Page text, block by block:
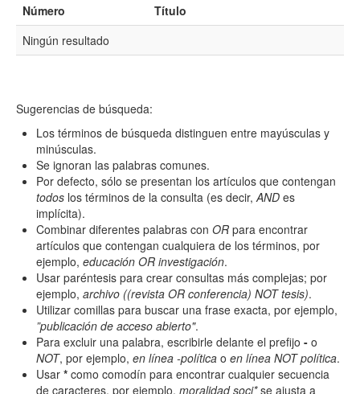
Título
Texto completo
Archivo(s) adicional(es)
Fecha
De
Hasta
Número
Título
Ningún resultado
Sugerencias de búsqueda:
Los términos de búsqueda distinguen entre mayúsculas y
minúsculas.
Se ignoran las palabras comunes.
Por defecto, sólo se presentan los artículos que contengan
todos los términos de la consulta (es decir, AND es
implícita).
Combinar diferentes palabras con OR para encontrar
artículos que contengan cualquiera de los términos, por
ejemplo, educación OR investigación.
Usar paréntesis para crear consultas más complejas; por
ejemplo, archivo ((revista OR conferencia) NOT tesis).
Utilizar comillas para buscar una frase exacta, por ejemplo,
”publicación de acceso abierto".
Para excluir una palabra, escribirle delante el prefijo - o
NOT, por ejemplo, en línea -política o en línea NOT política.
Usar * como comodín para encontrar cualquier secuencia
de caracteres, por ejemplo, moralidad soci*se ajusta a